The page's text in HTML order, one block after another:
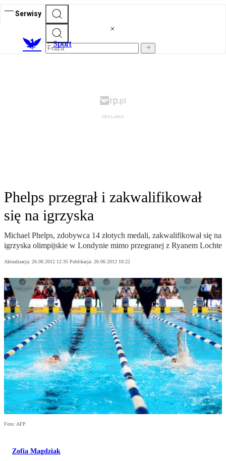
Serwisy
Sport
Phelps przegrał i zakwalifikował
się na igrzyska
Michael Phelps, zdobywca 14 złotych medali, zakwalifikował się na
igrzyska olimpijskie w Londynie mimo przegranej z Ryanem Lochte
Aktualizacja: 26.06.2012 12:35 Publikacja: 26.06.2012 10:22
Foto: AFP
Zofia Magdziak